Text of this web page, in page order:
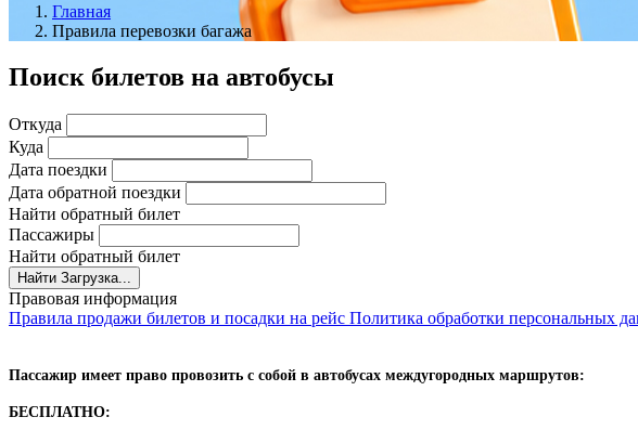
Главная
Правила перевозки багажа
Поиск билетов на автобусы
Откуда
Куда
Дата поездки
Дата обратной поездки
Найти обратный билет
Пассажиры
Найти обратный билет
Найти Загрузка...
Правовая информация
Правила продажи билетов и посадки на рейс Политика обработки персональных
Пассажир имеет право провозить с собой в автобусах междугородных маршрутов:
БЕСПЛАТНО: